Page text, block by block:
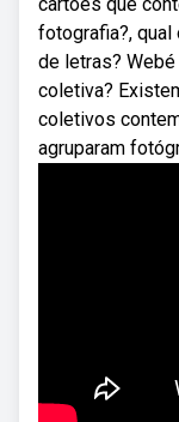
fotografia?,
de letras?
coletiva?
coletivos
agruparam